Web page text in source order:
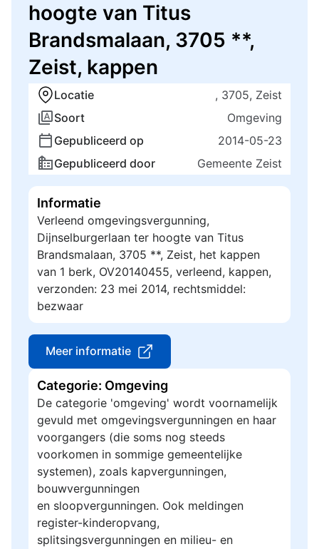
hoogte van Titus
Brandsmalaan, 3705 **,
Zeist, kappen
Locatie
, 3705, Zeist
Soort
Omgeving
Gepubliceerd op
2014-05-23
Gepubliceerd door
Gemeente Zeist
Informatie
Verleend omgevingsvergunning,
Dijnselburgerlaan ter hoogte van Titus
Brandsmalaan, 3705 **, Zeist, het kappen
van 1 berk, OV20140455, verleend, kappen,
verzonden: 23 mei 2014, rechtsmiddel:
bezwaar
Meer informatie
Categorie: Omgeving
De categorie 'omgeving' wordt voornamelijk
gevuld met omgevingsvergunningen en haar
voorgangers (die soms nog steeds
voorkomen in sommige gemeentelijke
systemen), zoals kapvergunningen,
bouwvergunningen
en sloopvergunningen. Ook meldingen
register-kinderopvang,
splitsingsvergunningen en milieu- en